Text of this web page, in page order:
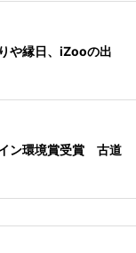
や縁日、iZooの出
ン環境賞受賞 古道